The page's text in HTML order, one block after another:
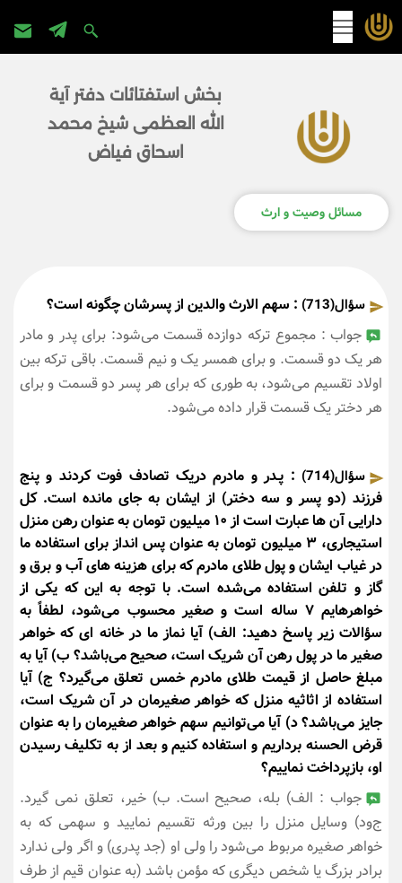
پرش
بخش استفتائات دفتر آیة
الله العظمی شیخ محمد
اسحاق فیاض
مسائل وصیت و ارث
سؤال(713)
: سهم الارث والدین از پسرشان چگونه است؟
جواب : مجموع ترکه دوازده قسمت می‌شود: برای پدر و مادر
هر یک دو قسمت. و برای همسر یک و نیم قسمت. باقی ترکه بین
اولاد تقسیم می‌شود، به طوری که برای هر پسر دو قسمت و برای
هر دختر یک قسمت قرار داده می‌شود.
سؤال(714)
: پـدر و مادرم دریک تصادف فوت کردند و پنج
فرزند (دو پسر و سه دختر) از ایشان به جای مانده است. کل
دارایی آن ها عبارت است از ۱۰ میلیون تومان به عنوان رهن منزل
استیجاری، ۳ میلیون تومان به عنوان پس انداز برای استفاده ما
در غیاب ایشان و پول طلای مادرم که برای هزینه های آب و برق و
گاز و تلفن استفاده می‌شده است. با توجه به این که یکی از
خواهرهایم ۷ ساله است و صغیر محسوب می‌شود، لطفاً به
سؤالات زیر پاسخ دهید: الف) آیا نماز ما در خانه ای که خواهر
صغیر ما در پول رهن آن شریک است، صحیح می‌باشد؟ ب) آیا به
مبلغ حاصل از قیمت طلای مادرم خمس تعلق می‌گیرد؟ ج) آیا
استفاده از اثاثیه منزل که خواهر صغیرمان در آن شریک است،
جایز می‌باشد؟ د) آیا می‌توانیم سهم خواهر صغیرمان را به عنوان
قرض الحسنه برداریم و استفاده کنیم و بعد از به تکلیف رسیدن
او، بازپرداخت نماییم؟
جواب : الف) بله، صحیح است. ب) خیر، تعلق نمی گیرد.
ج‌ود) وسایل منزل را بین ورثه تقسیم نمایید و سهمی که به
خواهر صغیره مربوط می‌شود را ولی او (جد پدری) و اگر ولی ندارد
برادر بزرگ یا شخص دیگری که مؤمن باشد (به عنوان قیم از طرف